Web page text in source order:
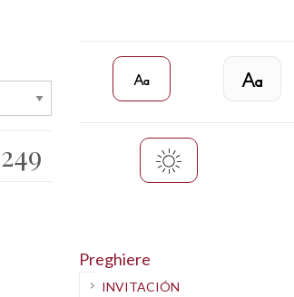
249
Preghiere
INVITACIÓN